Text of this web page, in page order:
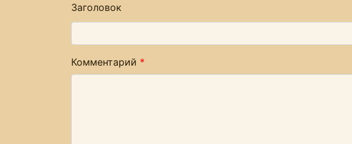
Заголовок
Комментарий *